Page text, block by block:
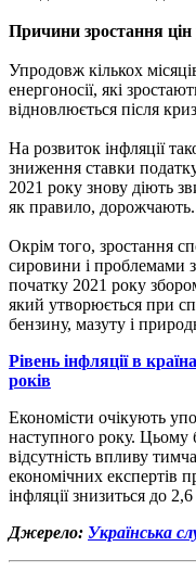
Причини зростання
Упродовж кількох
енергоносії, які
відновлюється після
На розвиток інфляції
зниження ставки
2021 року знову діють
як правило, дорожчають.
Окрім того, зростання
сировини і проблемами
початку 2021 року
який утворюється при
бензину, мазуту і
Рівень інфляції в
років
Економісти очікують
наступного року. Цьому
відсутність впливу
економічних експертів
інфляції знизиться до
Джерело: Українська